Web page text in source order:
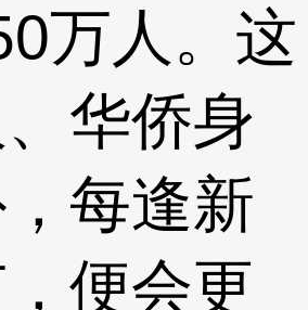
万人。这
华侨身
每逢新
便会更